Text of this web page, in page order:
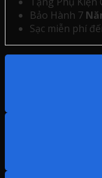
Bảo Hành 7
Sạc miễn phí